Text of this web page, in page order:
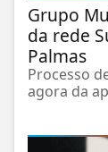
Grupo
da rede
Palmas
Processo
agora da